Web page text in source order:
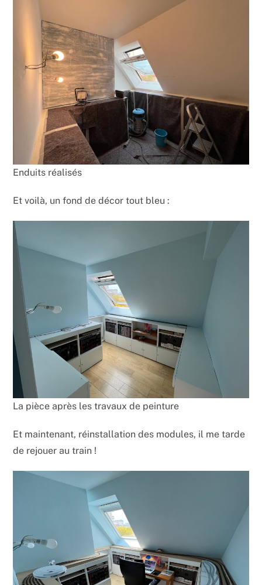
Enduits réalisés
Et voilà, un fond de décor tout bleu :
La pièce après les travaux de peinture
Et maintenant, réinstallation des modules, il me tarde
de rejouer au train !